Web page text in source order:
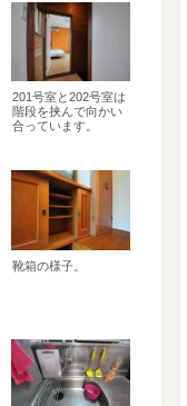
201号室と202号室は
階段を挟んで向かい
合っています。
靴箱の様子。